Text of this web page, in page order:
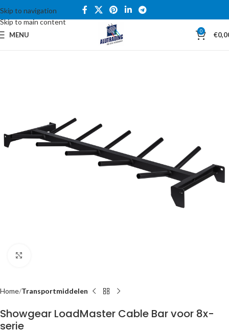
Skip to navigation
Skip to main content
MENU 0 €
Home Transportmiddelen
Showgear LoadMaster Cable Bar voor 8x-
serie